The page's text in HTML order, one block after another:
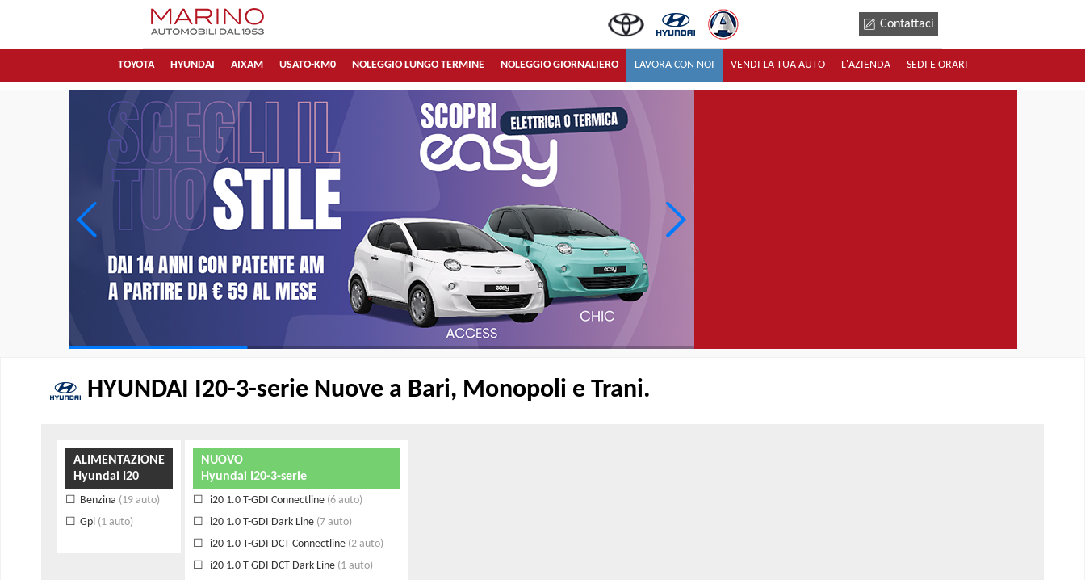
Contattaci
TOYOTA HYUNDAI AIXAM USATO-KM0 NOLEGGIO LUNGO TERMINE NOLEGGIO GIORNALIERO LAVORA CON NOI VENDI LA TUA AUTO L'AZIENDA SEDI E ORARI
HYUNDAI I20-3-serie Nuove a Bari, Monopoli e Trani.
ALIMENTAZIONE
Hyundai I20
Benzina (19 auto)
Gpl (1 auto)
NUOVO
Hyundai I20-3-serie
i20 1.0 T-GDI Connectline (6 auto)
i20 1.0 T-GDI Dark Line (7 auto)
i20 1.0 T-GDI DCT Connectline (2 auto)
i20 1.0 T-GDI DCT Dark Line (1 auto)